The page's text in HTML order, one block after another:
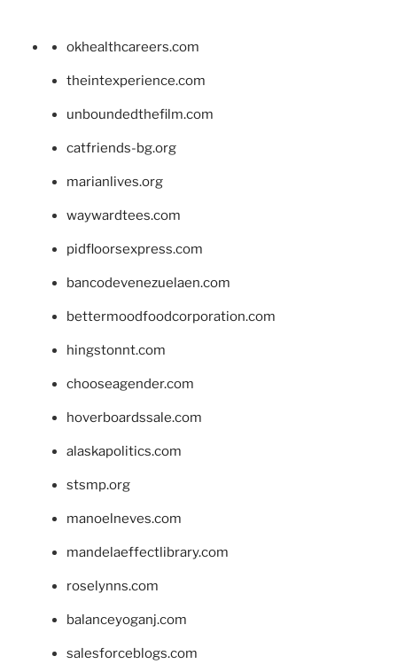
okhealthcareers.com
theintexperience.com
unboundedthefilm.com
catfriends-bg.org
marianlives.org
waywardtees.com
pidfloorsexpress.com
bancodevenezuelaen.com
bettermoodfoodcorporation.com
hingstonnt.com
chooseagender.com
hoverboardssale.com
alaskapolitics.com
stsmp.org
manoelneves.com
mandelaeffectlibrary.com
roselynns.com
balanceyoganj.com
salesforceblogs.com